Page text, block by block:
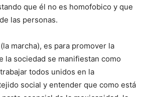
que él no es homofobico y que
las personas.
marcha), es para promover la
la sociedad se manifiestan como
todos unidos en la
social y entender que como está